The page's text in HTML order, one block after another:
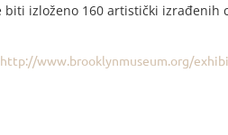
biti izloženo 160 artistički
http://www.brooklynmuseum.org/